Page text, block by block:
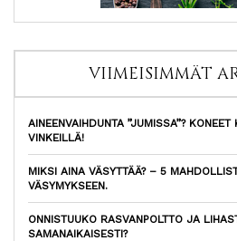
VIIMEISIMMÄT
AINEENVAIHDUNTA ”JUMISSA”?
VINKEILLÄ!
MIKSI AINA VÄSYTTÄÄ? – 5
VÄSYMYKSEEN.
ONNISTUUKO RASVANPOLTTO JA
SAMANAIKAISESTI?